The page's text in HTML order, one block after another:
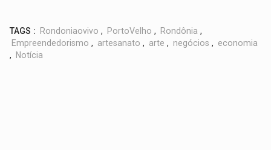
TAGS : Rondoniaovivo , PortoVelho , Rondônia ,
Empreendedorismo , artesanato , arte , negócios , economia
,
Notícia